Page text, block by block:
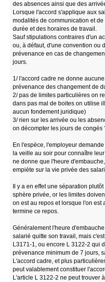
des absences ainsi que des
Lorsque l'accord s'applique aux
modalités de communication et
durée et des horaires de travail.
Sauf stipulations contraires d'un
ou, à défaut, d'une convention ou
prévenance en cas de
jours.
1/ l'accord cadre ne donne
prévenance des changement de
2/ pas de limites particulières on
dans pas mal de boites on utilise
aucun fondement juridique)
3/ rien sur les arrivée ou les
on décompter les jours de congés
En l'espèce, l'employeur
la veille au soir pour connaître
ne donne que l'heure
empiète sur la vie privée des
Il y a en effet une séparation
sphère privée, or les limites
on est au repos et lorsque l'on est
termine ce repos.
Généralement l'heure
salarié quitte son travail, mais
L3171-1, ou encore L 3122-2 qui
prévenance minimum de 7 jours,
L'accord cadre, et plus
peut valablement constituer
L'article L 3122-2 ne peut trouver